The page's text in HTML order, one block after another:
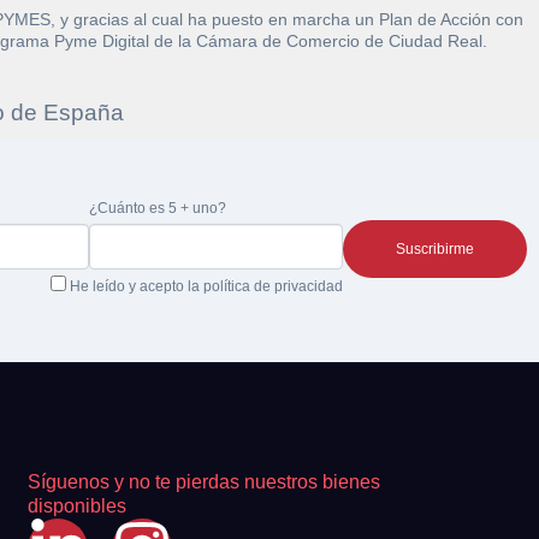
y gracias al cual ha puesto en marcha un Plan de Acción con
Pyme Digital de la Cámara de Comercio de Ciudad Real.
¿Cuánto es 5 + uno?
He leído y acepto la política de privacidad
Síguenos y no te pierdas nuestros bienes
disponibles
la
la